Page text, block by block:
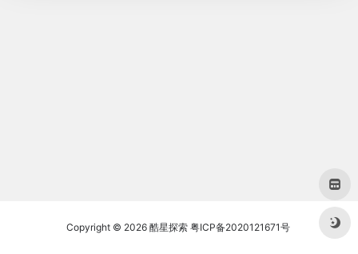
Copyright © 2026 酷星探索 粤ICP备2020121671号